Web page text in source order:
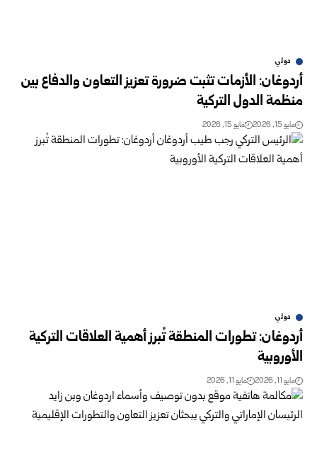
دولي
أردوغان: الأزمات تثبت ضرورة تعزيز التعاون والدفاع بين
منظمة الدول التركية
مايو 15, 2026 مايو 15, 2026
دولي
أردوغان: تطورات المنطقة تُبرز أهمية العلاقات التركية
الأوروبية
مايو 11, 2026 مايو 11, 2026